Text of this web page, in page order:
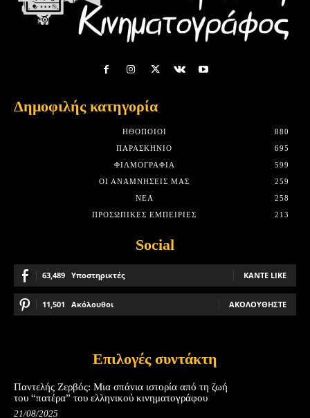
Δημοφιλής κατηγορία
HΘΟΠΟΙΟΊ
880
ΠΑΡΑΣΚΉΝΙΟ
695
ΦΙΛΜΟΓΡΑΦΊΑ
599
ΟΙ ΑΝΑΜΝΉΣΕΙΣ ΜΑΣ
259
ΝΈΑ
258
ΠΡΟΣΩΠΙΚΈΣ ΕΜΠΕΙΡΊΕΣ
213
Social
63,489 Υποστηρικτές ΚΆΝΤΕ LIKE
11,501 Ακόλουθοι ΑΚΟΛΟΥΘΉΣΤΕ
Επιλογές συντάκτη
Παντελής Ζερβός: Μια σπάνια ιστορία από τη ζωή
του “πατέρα” του ελληνικού κινηματογράφου
21/08/2025